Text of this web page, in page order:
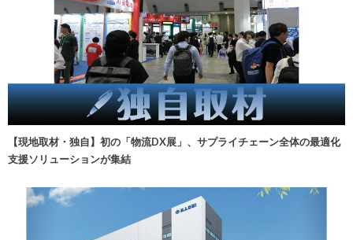
【現地取材・独自】初の「物流DX展」、サプライチェーン全体の最適化
支援ソリューションが集結